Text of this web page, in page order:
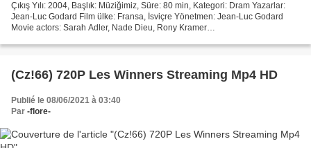
Çıkış Yılı: 2004, Başlık: Müziğimiz, Süre: 80 min, Kategori: Dram Yazarlar:
Jean-Luc Godard Film ülke: Fransa, İsviçre Yönetmen: Jean-Luc Godard
Movie actors: Sarah Adler, Nade Dieu, Rony Kramer
(Cz!66) 720P Les Winners Streaming Mp4 HD
Publié le 08/06/2021 à 03:40
Par -flore-